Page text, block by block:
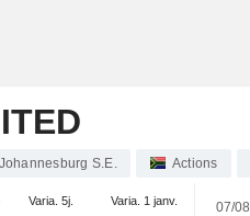
S.E. Actions
Varia. 5j. Varia. 1 janv. 07/08